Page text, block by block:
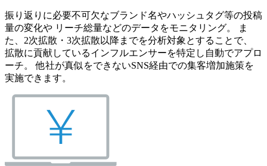
振り返りに必要不可欠なブランド名やハッシュタグ等の投稿
量の変化や リーチ総量などのデータをモニタリング。 ま
た、2次拡散・3次拡散以降までを分析対象とすることで、
拡散に貢献しているインフルエンサーを特定し自動でアプロ
ーチ。 他社が真似をできないSNS経由での集客増加施策を
実施できます。